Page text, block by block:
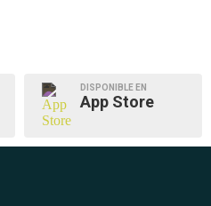
DISPONIBLE EN
App Store